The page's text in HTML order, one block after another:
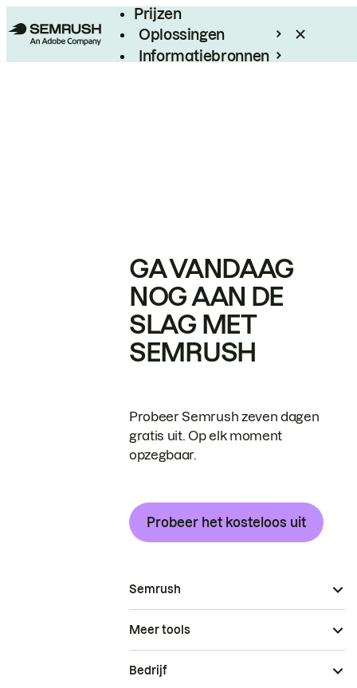
Prijzen
Oplossingen
Informatiebronnen
GA VANDAAG
NOG AAN DE
SLAG MET
SEMRUSH
Probeer Semrush zeven dagen
gratis uit. Op elk moment
opzegbaar.
Probeer het kosteloos uit
Semrush
Meer tools
Bedrijf